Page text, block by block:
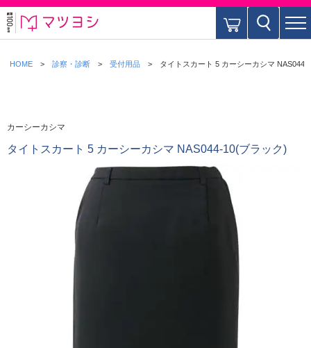
HOME 診察・診断 受付用品 タイトスカート 5 カーシーカシマ NAS044-
カーシーカシマ
タイトスカート 5 カーシーカシマ NAS044-10(ブラック)